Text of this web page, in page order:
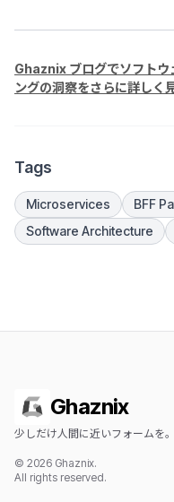
Ghaznix ブログでソフトウ
ングの洞察をさらに詳しく
Tags
Microservices BFF
Software Architecture
Ghaznix
少しだけ人間に近いフォームを。
© 2026 Ghaznix.
All rights reserved.